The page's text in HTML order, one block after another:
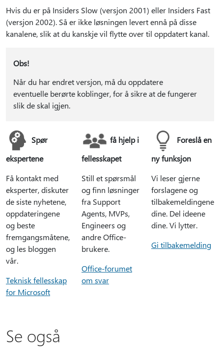
Hvis du er på Insiders Slow (versjon 2001) eller Insiders Fast
(versjon 2002). Så er ikke løsningen levert ennå på disse
kanalene, slik at du kanskje vil flytte over til oppdatert kanal.
Obs!
Når du har endret versjon, må du oppdatere
eventuelle berørte koblinger, for å sikre at de fungerer
slik de skal igjen.
Spør
ekspertene
Få kontakt med
eksperter, diskuter
de siste nyhetene,
oppdateringene
og beste
fremgangsmåtene,
og les bloggen
vår.
Teknisk fellesskap
for Microsoft
få hjelp i
fellesskapet
Still et spørsmål
og finn løsninger
fra Support
Agents, MVPs,
Engineers og
andre Office-
brukere.
Office-forumet
om svar
Foreslå en
ny funksjon
Vi leser gjerne
forslagene og
tilbakemeldingene
dine. Del ideene
dine. Vi lytter.
Gi tilbakemelding
Se også